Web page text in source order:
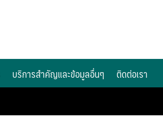
บริการสำคัญและข้อมูลอื่นๆ ติดต่อเรา